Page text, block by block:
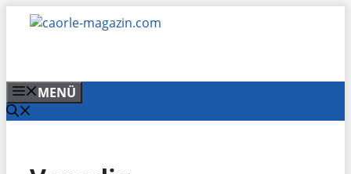
Zum
Inhalt
MENÜ